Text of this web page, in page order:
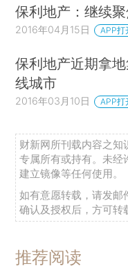
保利地产：继续
2016年04月15日 APP打
保利地产近期拿
线城市
2016年03月10日 APP打
财新网所刊载内容之知
专属所有或持有。未经
建立镜像等任何使用。
如有意愿转载，请发邮
确认及授权后，方可转
推荐阅读